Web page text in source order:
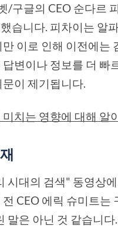
/구글의 CEO 순다르
습니다. 피차이는 알
이로 인해 이전에는
변이나 정보를 더 빠
이 제기됩니다.
치는 영향에 대해 알
시대의 검색" 동영상
CEO 에릭 슈미트
말은 아닌 것 같습니